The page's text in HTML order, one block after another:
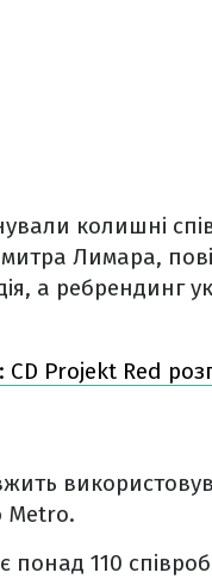
колишні
Лимара,
а ребрендинг
Projekt Red
Metro.
понад 110